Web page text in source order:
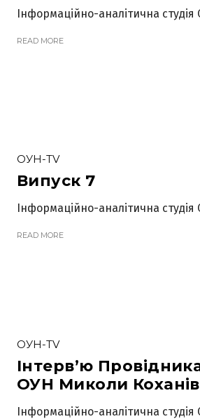
Інформаційно-аналітична студія
READ MORE
ОУН-TV
Випуск 7
Інформаційно-аналітична студія
READ MORE
ОУН-TV
Інтерв’ю
ОУН Миколи
Інформаційно-аналітична студія